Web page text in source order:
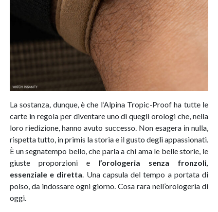
La sostanza, dunque, è che l’Alpina Tropic-Proof ha tutte le
carte in regola per diventare uno di quegli orologi che, nella
loro riedizione, hanno avuto successo. Non esagera in nulla,
rispetta tutto, in primis la storia e il gusto degli appassionati.
È un segnatempo bello, che parla a chi ama le belle storie, le
giuste proporzioni e l’orologeria senza fronzoli,
essenziale e diretta. Una capsula del tempo a portata di
polso, da indossare ogni giorno. Cosa rara nell’orologeria di
oggi.